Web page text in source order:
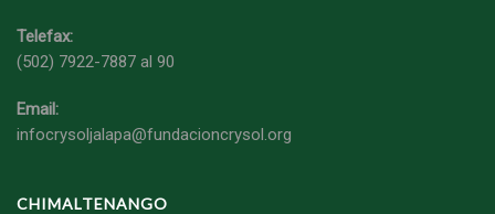
Telefax:
(502) 7922-7887 al 90
Email:
infocrysoljalapa@fundacioncrysol.org
CHIMALTENANGO